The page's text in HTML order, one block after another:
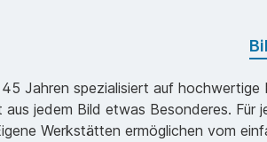
Jahren spezialisiert auf hochwertige
aus jedem Bild etwas Besonderes.
Werkstätten ermöglichen vom